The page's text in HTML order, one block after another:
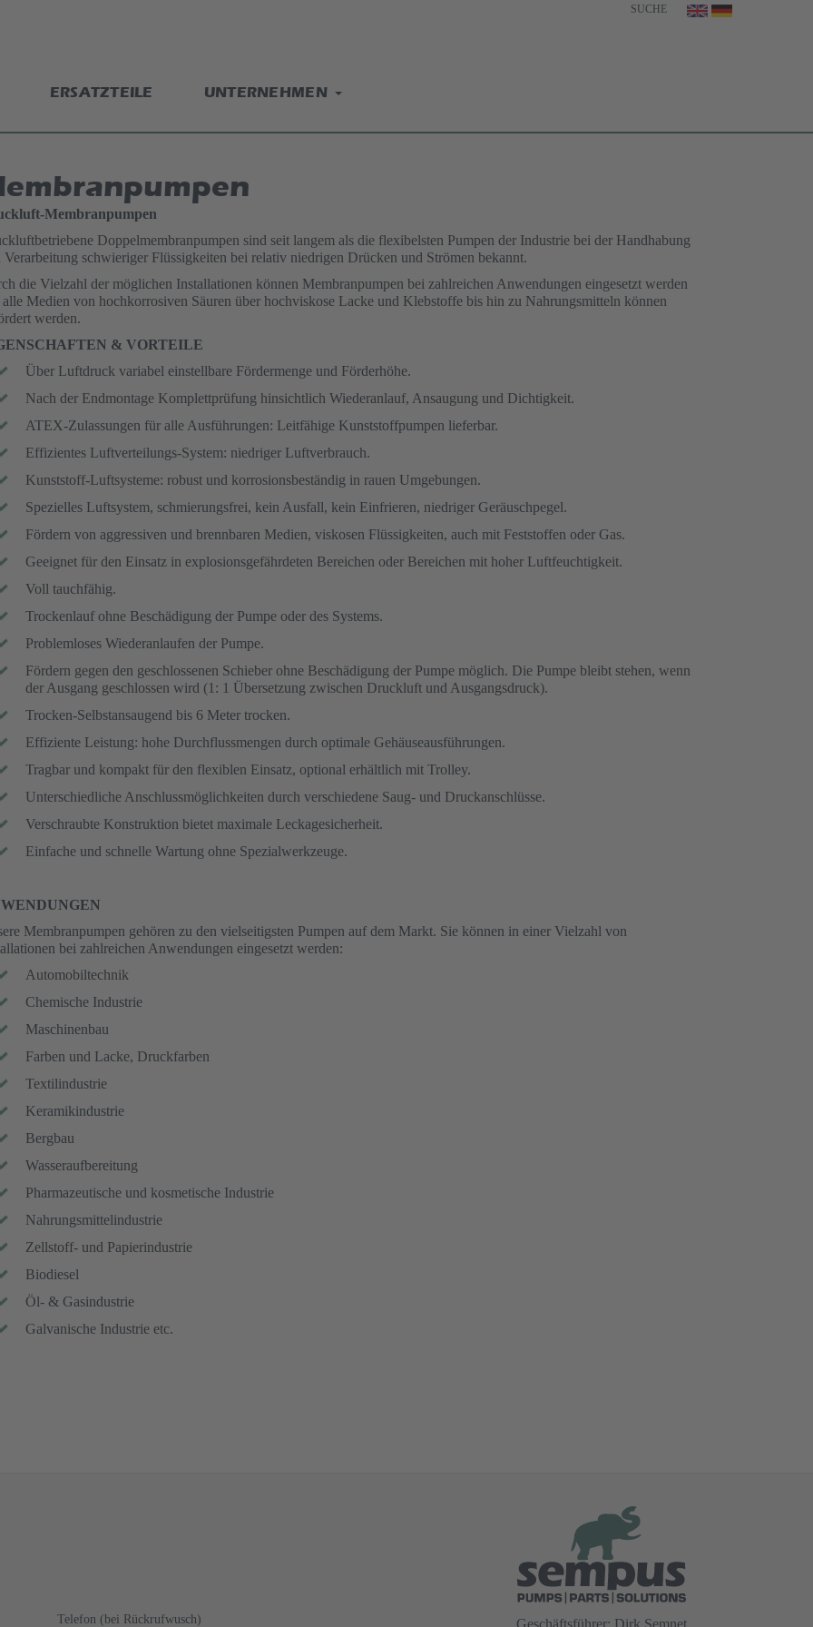
SUCHE
ERSATZTEILE UNTERNEHMEN
Membranpumpen
Doppelmembranpumpen sind seit langem als die flexibelsten Pumpen der Industrie bei der Handhabung
Verarbeitung schwieriger Flüssigkeiten bei relativ niedrigen Drücken und Strömen bekannt.
die Vielzahl der möglichen Installationen können Membranpumpen bei zahlreichen Anwendungen eingesetzt werden
alle Medien von hochkorrosiven Säuren über hochviskose Lacke und Klebstoffe bis hin zu Nahrungsmitteln können
werden.
& VORTEILE
Über Luftdruck variabel einstellbare Fördermenge und Förderhöhe.
Nach der Endmontage Komplettprüfung hinsichtlich Wiederanlauf, Ansaugung und Dichtigkeit.
ATEX-Zulassungen für alle Ausführungen: Leitfähige Kunststoffpumpen lieferbar.
Effizientes Luftverteilungs-System: niedriger Luftverbrauch.
Kunststoff-Luftsysteme: robust und korrosionsbeständig in rauen Umgebungen.
Spezielles Luftsystem, schmierungsfrei, kein Ausfall, kein Einfrieren, niedriger Geräuschpegel.
Fördern von aggressiven und brennbaren Medien, viskosen Flüssigkeiten, auch mit Feststoffen oder Gas.
Geeignet für den Einsatz in explosionsgefährdeten Bereichen oder Bereichen mit hoher Luftfeuchtigkeit.
Voll tauchfähig.
Trockenlauf ohne Beschädigung der Pumpe oder des Systems.
Problemloses Wiederanlaufen der Pumpe.
Fördern gegen den geschlossenen Schieber ohne Beschädigung der Pumpe möglich. Die Pumpe bleibt stehen, wenn
der Ausgang geschlossen wird (1: 1 Übersetzung zwischen Druckluft und Ausgangsdruck).
Trocken-Selbstansaugend bis 6 Meter trocken.
Effiziente Leistung: hohe Durchflussmengen durch optimale Gehäuseausführungen.
Tragbar und kompakt für den flexiblen Einsatz, optional erhältlich mit Trolley.
Unterschiedliche Anschlussmöglichkeiten durch verschiedene Saug- und Druckanschlüsse.
Verschraubte Konstruktion bietet maximale Leckagesicherheit.
Einfache und schnelle Wartung ohne Spezialwerkzeuge.
Membranpumpen gehören zu den vielseitigsten Pumpen auf dem Markt. Sie können in einer Vielzahl von
bei zahlreichen Anwendungen eingesetzt werden:
Automobiltechnik
Chemische Industrie
Maschinenbau
Farben und Lacke, Druckfarben
Textilindustrie
Keramikindustrie
Bergbau
Wasseraufbereitung
Pharmazeutische und kosmetische Industrie
Nahrungsmittelindustrie
Zellstoff- und Papierindustrie
Biodiesel
Öl- & Gasindustrie
Galvanische Industrie etc.
Telefon (bei Rückrufwusch) Geschäftsführer: Dirk Semnet